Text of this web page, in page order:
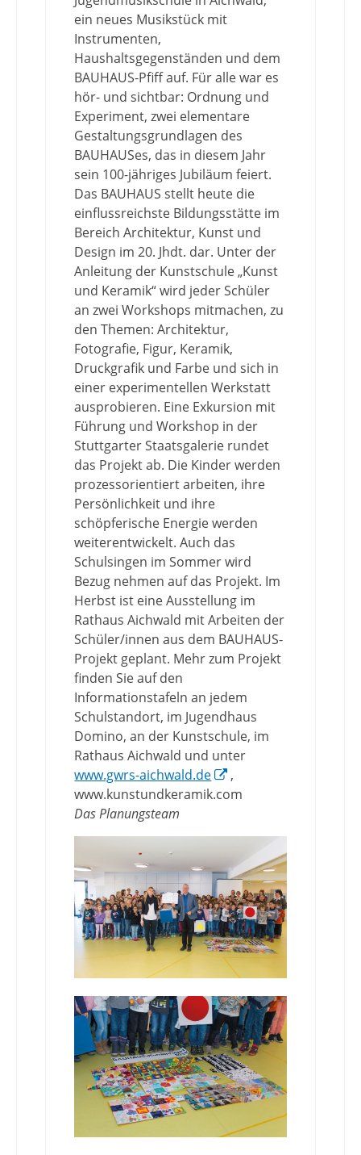
ein neues Musikstück mit
Instrumenten,
Haushaltsgegenständen und dem
BAUHAUS-Pfiff auf. Für alle war es
hör- und sichtbar: Ordnung und
Experiment, zwei elementare
Gestaltungsgrundlagen des
BAUHAUSes, das in diesem Jahr
sein 100-jähriges Jubiläum feiert.
Das BAUHAUS stellt heute die
einflussreichste Bildungsstätte im
Bereich Architektur, Kunst und
Design im 20. Jhdt. dar. Unter der
Anleitung der Kunstschule „Kunst
und Keramik“ wird jeder Schüler
an zwei Workshops mitmachen, zu
den Themen: Architektur,
Fotografie, Figur, Keramik,
Druckgrafik und Farbe und sich in
einer experimentellen Werkstatt
ausprobieren. Eine Exkursion mit
Führung und Workshop in der
Stuttgarter Staatsgalerie rundet
das Projekt ab. Die Kinder werden
prozessorientiert arbeiten, ihre
Persönlichkeit und ihre
schöpferische Energie werden
weiterentwickelt. Auch das
Schulsingen im Sommer wird
Bezug nehmen auf das Projekt. Im
Herbst ist eine Ausstellung im
Rathaus Aichwald mit Arbeiten der
Schüler/innen aus dem BAUHAUS-
Projekt geplant. Mehr zum Projekt
finden Sie auf den
Informationstafeln an jedem
Schulstandort, im Jugendhaus
Domino, an der Kunstschule, im
Rathaus Aichwald und unter
www.gwrs-aichwald.de
,
www.kunstundkeramik.com
Das Planungsteam